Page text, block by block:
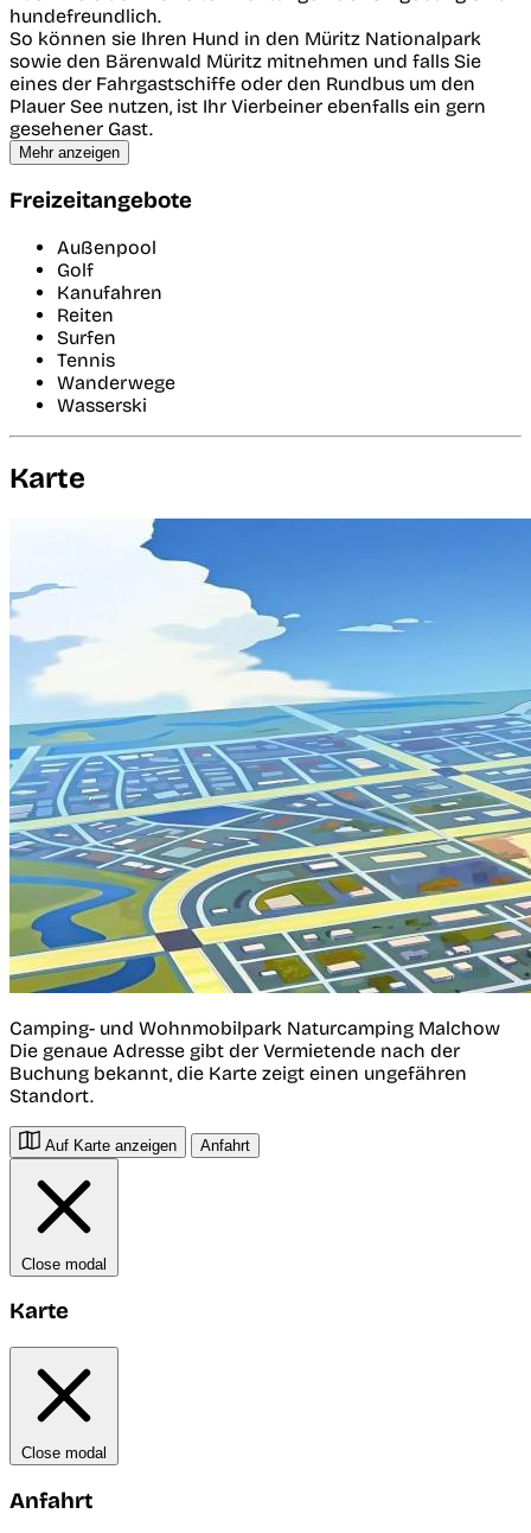
hundefreundlich.
So können sie Ihren Hund in den Müritz Nationalpark
sowie den Bärenwald Müritz mitnehmen und falls Sie
eines der Fahrgastschiffe oder den Rundbus um den
Plauer See nutzen, ist Ihr Vierbeiner ebenfalls ein gern
gesehener Gast.
Mehr anzeigen
Freizeitangebote
Außenpool
Golf
Kanufahren
Reiten
Surfen
Tennis
Wanderwege
Wasserski
Karte
Camping- und Wohnmobilpark Naturcamping Malchow
Die genaue Adresse gibt der Vermietende nach der
Buchung bekannt, die Karte zeigt einen ungefähren
Standort.
Auf Karte anzeigen Anfahrt
Close modal
Karte
Close modal
Anfahrt